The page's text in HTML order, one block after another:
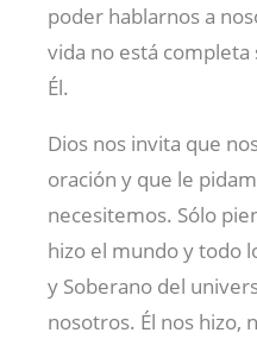
poder hablarnos a
vida no está
Él.
Dios nos invita que
oración y que le
necesitemos. Sólo
hizo el mundo y todo
y Soberano del
nosotros. Él nos hizo,